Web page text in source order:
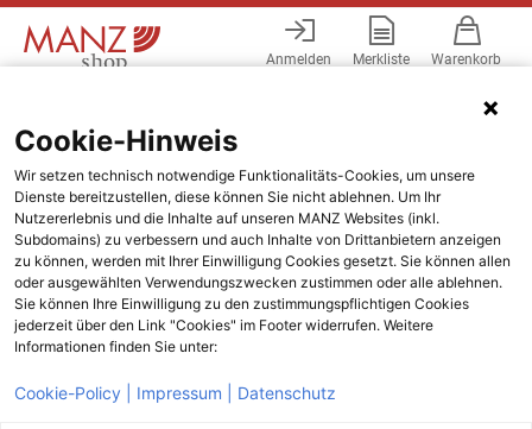
Anmelden Merkliste Warenkorb
Cookie-Hinweis
Wir setzen technisch notwendige Funktionalitäts-Cookies, um unsere
Dienste bereitzustellen, diese können Sie nicht ablehnen. Um Ihr
Nutzererlebnis und die Inhalte auf unseren MANZ Websites (inkl.
Subdomains) zu verbessern und auch Inhalte von Drittanbietern anzeigen
zu können, werden mit Ihrer Einwilligung Cookies gesetzt. Sie können allen
oder ausgewählten Verwendungszwecken zustimmen oder alle ablehnen.
Sie können Ihre Einwilligung zu den zustimmungspflichtigen Cookies
jederzeit über den Link "Cookies" im Footer widerrufen. Weitere
Informationen finden Sie unter:
Cookie-Policy | Impressum | Datenschutz